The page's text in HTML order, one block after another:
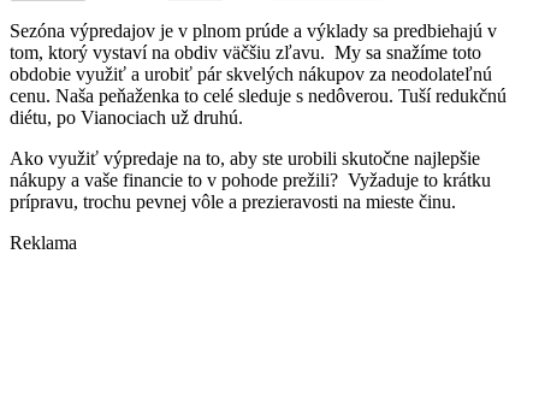
Sezóna výpredajov je v plnom prúde a výklady sa predbiehajú v
tom, ktorý vystaví na obdiv väčšiu zľavu. My sa snažíme toto
obdobie využiť a urobiť pár skvelých nákupov za neodolateľnú
cenu. Naša peňaženka to celé sleduje s nedôverou. Tuší redukčnú
diétu, po Vianociach už druhú.
Ako využiť výpredaje na to, aby ste urobili skutočne najlepšie
nákupy a vaše financie to v pohode prežili? Vyžaduje to krátku
prípravu, trochu pevnej vôle a prezieravosti na mieste činu.
Reklama